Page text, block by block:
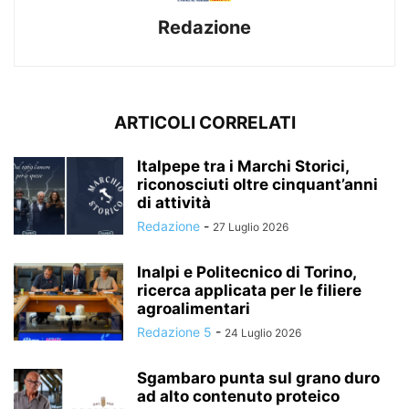
Redazione
ARTICOLI CORRELATI
Italpepe tra i Marchi Storici,
riconosciuti oltre cinquant’anni
di attività
Redazione - 27 Luglio 2026
Inalpi e Politecnico di Torino,
ricerca applicata per le filiere
agroalimentari
Redazione 5 - 24 Luglio 2026
Sgambaro punta sul grano duro
ad alto contenuto proteico